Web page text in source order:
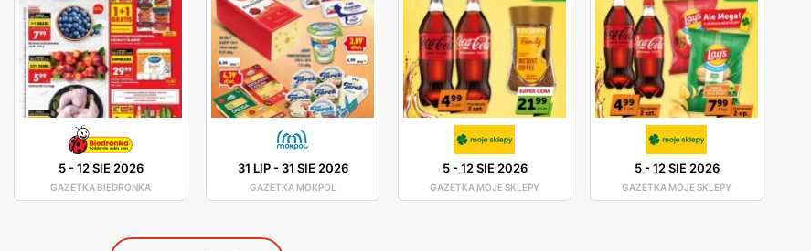
5-12 SIE 2026
GAZETKA BIEDRONKA
31 LIP- 31 SIE 2026
GAZETKA MOKPOL
5-12 SIE 2026
GAZETKA MOJE SKLEPY
5-12 SIE 2026
GAZETKA MOJE SKLEPY